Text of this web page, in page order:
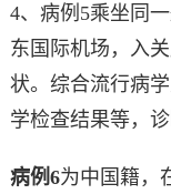
4、病例5乘坐同
东国际机场，入
状。综合流行病
学检查结果等，
病例6为中国籍，